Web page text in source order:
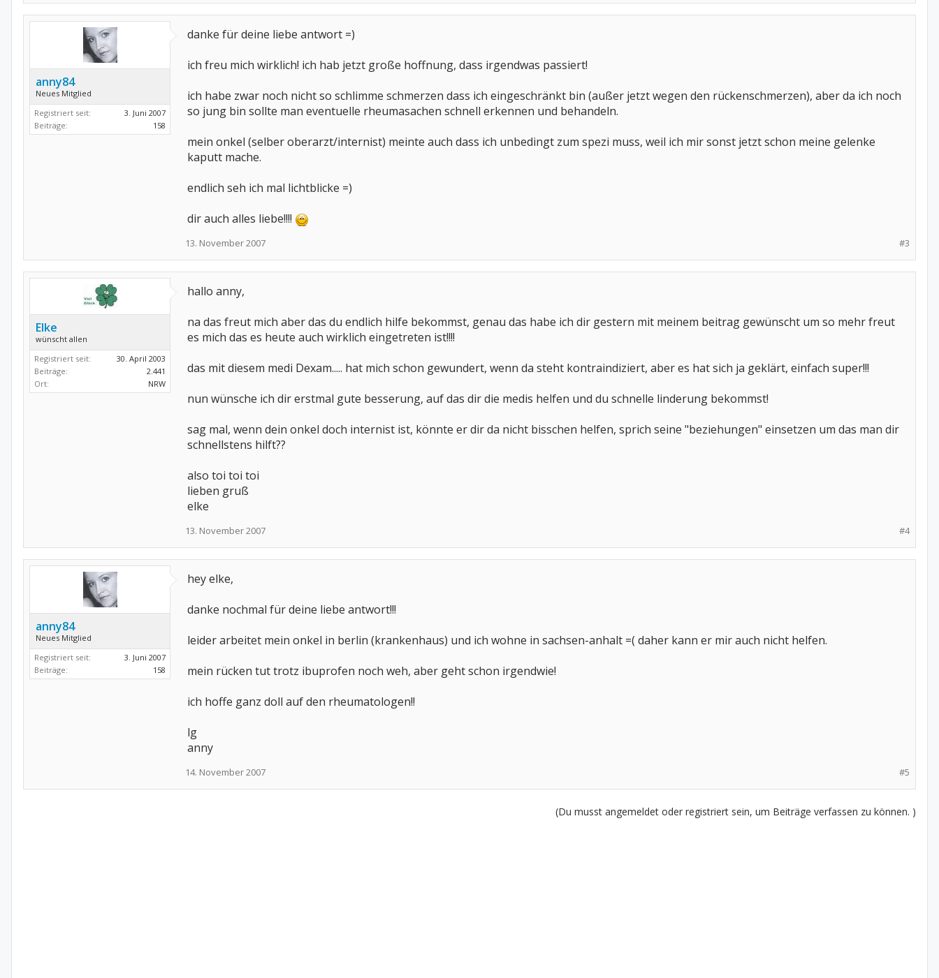
anny84
Neues Mitglied
Registriert seit:
3. Juni 2007
Beiträge:
158
danke für deine liebe antwort =)
ich freu mich wirklich! ich hab jetzt große hoffnung, dass irgendwas passiert!
ich habe zwar noch nicht so schlimme schmerzen dass ich eingeschränkt bin (außer jetzt wegen den rückenschmerzen), aber da ich noch
so jung bin sollte man eventuelle rheumasachen schnell erkennen und behandeln.
mein onkel (selber oberarzt/internist) meinte auch dass ich unbedingt zum spezi muss, weil ich mir sonst jetzt schon meine gelenke
kaputt mache.
endlich seh ich mal lichtblicke =)
dir auch alles liebe!!!!
#3
13. November 2007
Elke
wünscht allen
Registriert seit:
30. April 2003
Beiträge:
2.441
Ort:
NRW
hallo anny,
na das freut mich aber das du endlich hilfe bekommst, genau das habe ich dir gestern mit meinem beitrag gewünscht um so mehr freut
es mich das es heute auch wirklich eingetreten ist!!!!
das mit diesem medi Dexam..... hat mich schon gewundert, wenn da steht kontraindiziert, aber es hat sich ja geklärt, einfach super!!!
nun wünsche ich dir erstmal gute besserung, auf das dir die medis helfen und du schnelle linderung bekommst!
sag mal, wenn dein onkel doch internist ist, könnte er dir da nicht bisschen helfen, sprich seine "beziehungen" einsetzen um das man dir
schnellstens hilft??
also toi toi toi
lieben gruß
elke
#4
13. November 2007
anny84
Neues Mitglied
Registriert seit:
3. Juni 2007
Beiträge:
158
hey elke,
danke nochmal für deine liebe antwort!!!
leider arbeitet mein onkel in berlin (krankenhaus) und ich wohne in sachsen-anhalt =( daher kann er mir auch nicht helfen.
mein rücken tut trotz ibuprofen noch weh, aber geht schon irgendwie!
ich hoffe ganz doll auf den rheumatologen!!
lg
anny
#5
14. November 2007
(Du musst angemeldet oder registriert sein, um Beiträge verfassen zu können. )